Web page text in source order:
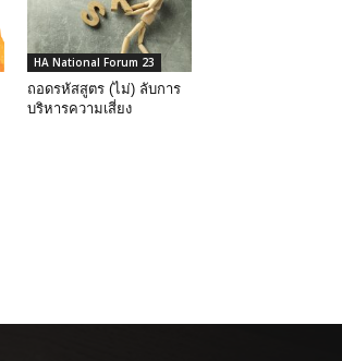
HA National Forum 23
ถอดรหัสสูตร (ไม่) ลับการ
บริหารความเสี่ยง